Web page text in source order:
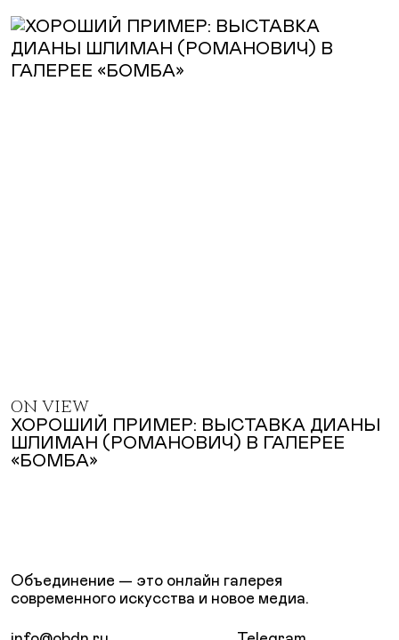
ON VIEW
ХОРОШИЙ ПРИМЕР: ВЫСТАВКА ДИАНЫ
ШЛИМАН (РОМАНОВИЧ) В ГАЛЕРЕЕ
«БОМБА»
Объединение — это онлайн галерея
современного искусства и новое медиа.